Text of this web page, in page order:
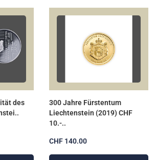
des
300 Jahre Fürstentum
Liechtenstein (2019) CHF
10.-..
CHF 140.00